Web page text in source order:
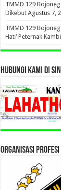
TMMD 129
Dikebut Agustus 7,
TMMD 129
Hati’ Peternak
HUBUNGI KAMI DI
ORGANISASI PROFESI